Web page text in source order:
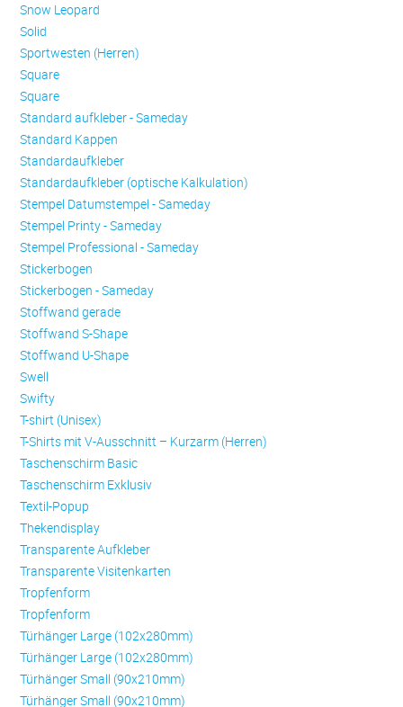
Snow Leopard
Solid
Sportwesten (Herren)
Square
Square
Standard aufkleber - Sameday
Standard Kappen
Standardaufkleber
Standardaufkleber (optische Kalkulation)
Stempel Datumstempel - Sameday
Stempel Printy - Sameday
Stempel Professional - Sameday
Stickerbogen
Stickerbogen - Sameday
Stoffwand gerade
Stoffwand S-Shape
Stoffwand U-Shape
Swell
Swifty
T-shirt (Unisex)
T-Shirts mit V-Ausschnitt – Kurzarm (Herren)
Taschenschirm Basic
Taschenschirm Exklusiv
Textil-Popup
Thekendisplay
Transparente Aufkleber
Transparente Visitenkarten
Trop­fen­form
Trop­fen­form
Türhänger Large (102x280mm)
Türhänger Large (102x280mm)
Türhänger Small (90x210mm)
Türhänger Small (90x210mm)